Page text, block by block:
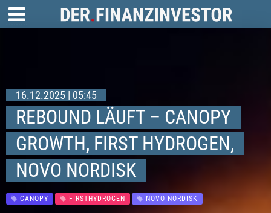
16.12.2025 | 05:45
REBOUND LÄUFT – CANOPY
GROWTH, FIRST HYDROGEN,
NOVO NORDISK
CANOPY FIRSTHYDROGEN NOVO NORDISK